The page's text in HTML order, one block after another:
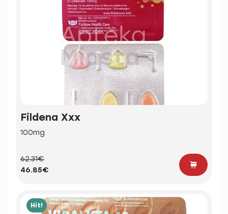
Fildena Xxx
100mg
62.31€
46.85€
Hit!